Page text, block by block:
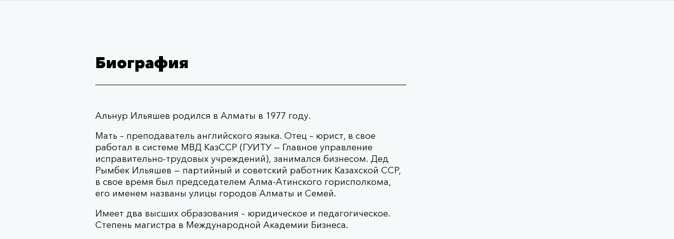
Биография
Альнур Ильяшев родился в Алматы в 1977 году.
Мать – преподаватель английского языка. Отец – юрист, в свое
работал в системе МВД КазССР (ГУИТУ — Главное управление
исправительно-трудовых учреждений), занимался бизнесом. Дед
Рымбек Ильяшев — партийный и советский работник Казахской ССР,
в свое время был председателем Алма-Атинского горисполкома,
его именем названы улицы городов Алматы и Семей.
Имеет два высших образования – юридическое и педагогическое.
Степень магистра в Международной Академии Бизнеса.